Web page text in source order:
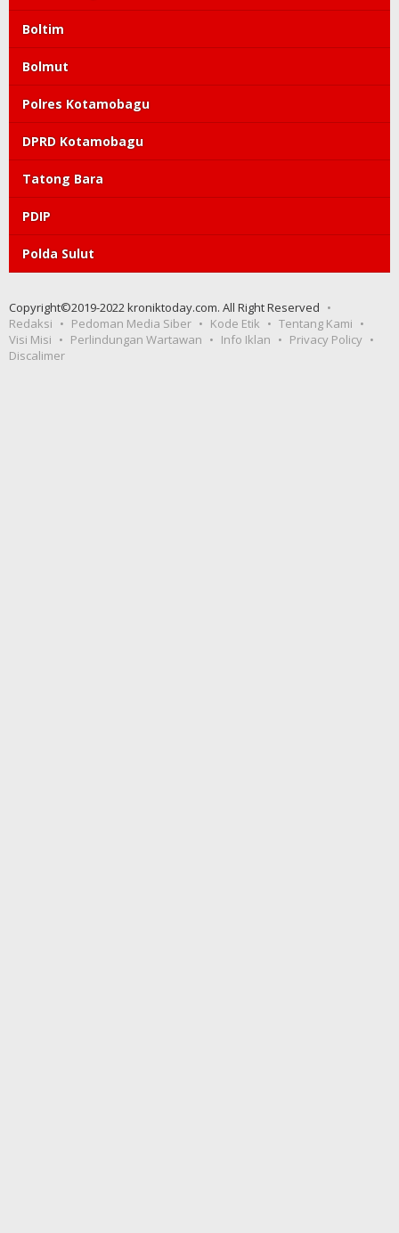
Boltim
Bolmut
Polres Kotamobagu
DPRD Kotamobagu
Tatong Bara
PDIP
Polda Sulut
Copyright©2019-2022 kroniktoday.com. All Right Reserved
Redaksi
Pedoman Media Siber Kode Etik
Tentang Kami
Visi Misi
Perlindungan Wartawan Info Iklan
Privacy Policy
Discalimer